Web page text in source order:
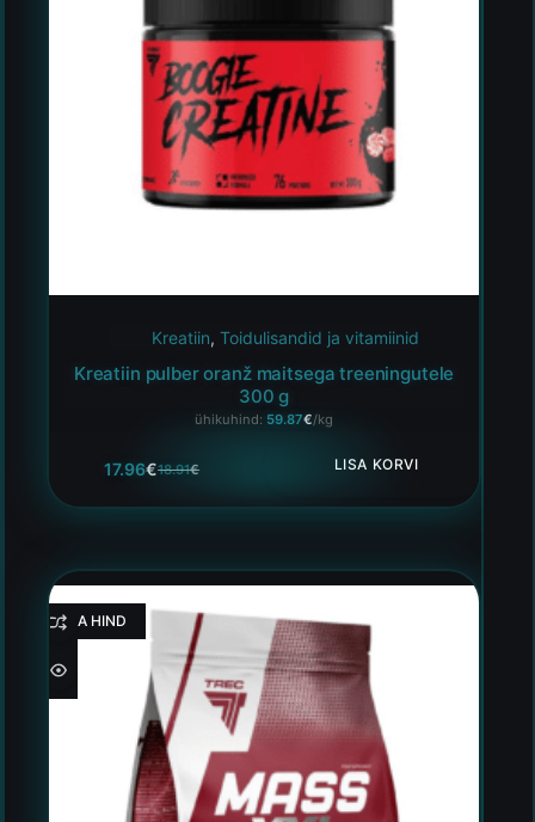
Kreatiin, Toidulisandid ja vitamiinid
Kreatiin pulber oranž maitsega treeningutele
300 g
ühikuhind: 59.87€/kg
18.91€
17.96€ LISA KORVI
HEA HIND